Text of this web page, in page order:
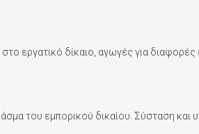
εργατικό δίκαιο, αγωγές για
του εμπορικού δικαίου. Σύσταση και